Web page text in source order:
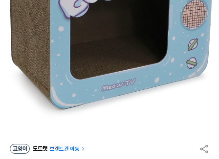
고양이 도트캣 브랜드관 이동